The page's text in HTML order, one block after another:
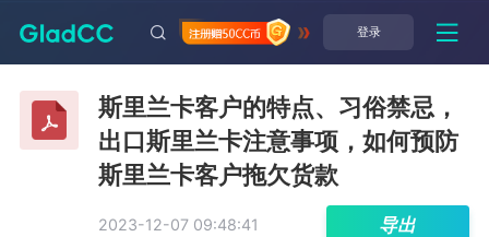
登录
斯里兰卡客户的特点、习俗禁忌，
出口斯里兰卡注意事项，如何预防
斯里兰卡客户拖欠货款
2023-12-07 09:48:41 导出